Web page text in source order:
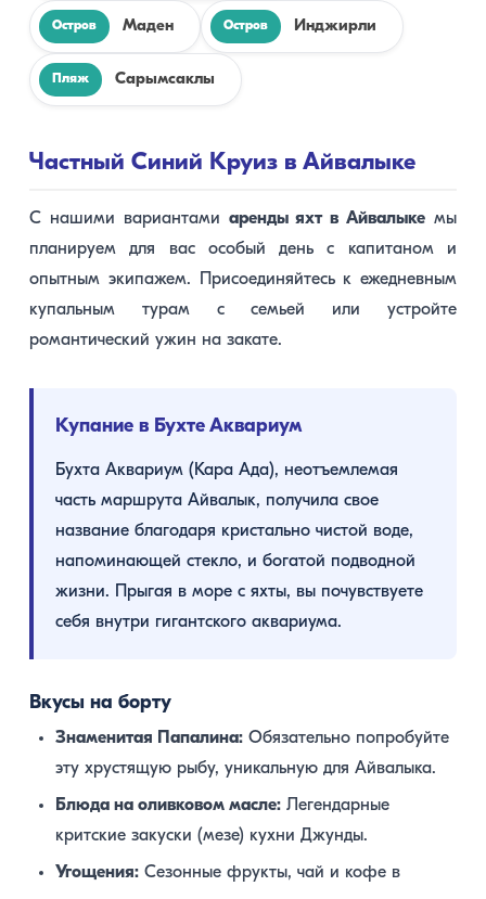
Остров Маден Остров Инджирли
Пляж Сарымсаклы
Частный Синий Круиз в Айвалыке
С нашими вариантами аренды яхт в Айвалыке мы
планируем для вас особый день с капитаном и
опытным экипажем. Присоединяйтесь к ежедневным
купальным турам с семьей или устройте
романтический ужин на закате.
Купание в Бухте Аквариум
Бухта Аквариум (Кара Ада), неотъемлемая
часть маршрута Айвалык, получила свое
название благодаря кристально чистой воде,
напоминающей стекло, и богатой подводной
жизни. Прыгая в море с яхты, вы почувствуете
себя внутри гигантского аквариума.
Вкусы на борту
Знаменитая Папалина: Обязательно попробуйте
эту хрустящую рыбу, уникальную для Айвалыка.
Блюда на оливковом масле: Легендарные
критские закуски (мезе) кухни Джунды.
Угощения: Сезонные фрукты, чай и кофе в